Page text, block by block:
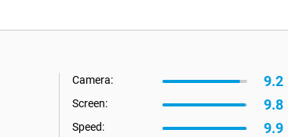
Camera: 9.2
Screen: 9.8
Speed: 9.9